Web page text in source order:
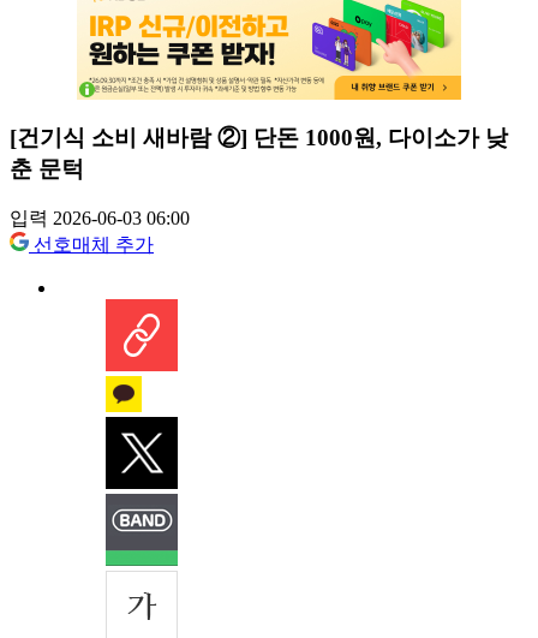
[건기식 소비 새바람 ②] 단돈 1000원, 다이소가 낮
춘 문턱
입력 2026-06-03 06:00
선호매체 추가